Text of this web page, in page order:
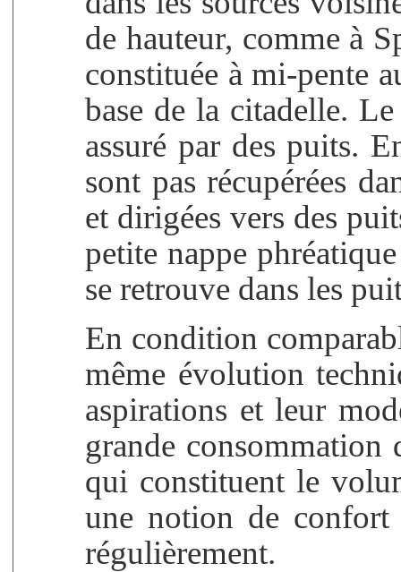
de hauteur, comme à
constituée à mi-pente
base de la citadelle.
assuré par des puits.
sont pas récupérées
et dirigées vers des
petite nappe
se retrouve dans les
En condition
même évolution
aspirations et leur
grande
qui constituent le
une notion de confort
régulièrement.